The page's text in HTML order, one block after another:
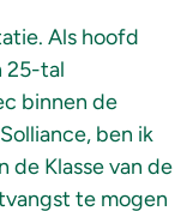
Als hoofd
25-tal
binnen de
ben ik
Klasse van de
te mogen